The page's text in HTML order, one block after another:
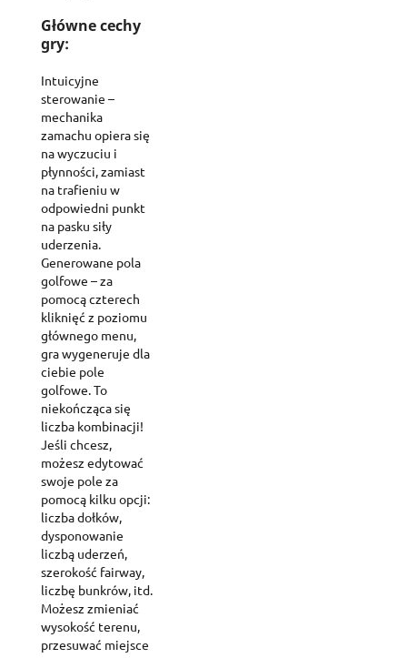
Główne cechy
gry:
Intuicyjne
sterowanie –
mechanika
zamachu opiera się
na wyczuciu i
płynności, zamiast
na trafieniu w
odpowiedni punkt
na pasku siły
uderzenia.
Generowane pola
golfowe – za
pomocą czterech
kliknięć z poziomu
głównego menu,
gra wygeneruje dla
ciebie pole
golfowe. To
niekończąca się
liczba kombinacji!
Jeśli chcesz,
możesz edytować
swoje pole za
pomocą kilku opcji:
liczba dołków,
dysponowanie
liczbą uderzeń,
szerokość fairway,
liczbę bunkrów, itd.
Możesz zmieniać
wysokość terenu,
przesuwać miejsce